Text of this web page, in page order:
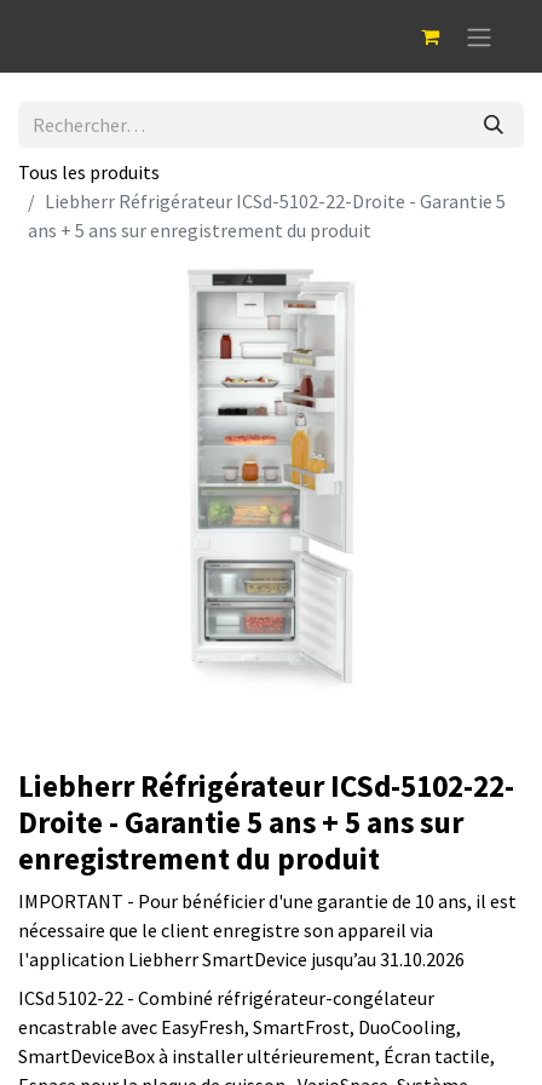
Tous les produits
Liebherr Réfrigérateur ICSd-5102-22-Droite - Garantie 5
ans + 5 ans sur enregistrement du produit
Liebherr Réfrigérateur ICSd-5102-22-
Droite - Garantie 5 ans + 5 ans sur
enregistrement du produit
IMPORTANT - Pour bénéficier d'une garantie de 10 ans, il est
nécessaire que le client enregistre son appareil via
l'application Liebherr SmartDevice jusqu’au 31.10.2026
ICSd 5102-22 - Combiné réfrigérateur-congélateur
encastrable avec EasyFresh, SmartFrost, DuoCooling,
SmartDeviceBox à installer ultérieurement, Écran tactile,